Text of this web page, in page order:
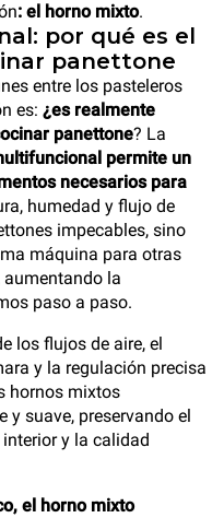
: el horno mixto.
por qué es el
panettone
entre los pasteleros
es: ¿es realmente
panettone? La
permite un
necesarios para
humedad y flujo de
impecables, sino
máquina para otras
aumentando la
paso a paso.
los flujos de aire, el
y la regulación precisa
hornos mixtos
suave, preservando el
y la calidad
el horno mixto